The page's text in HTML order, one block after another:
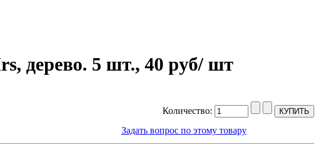
дерево. 5 шт., 40 руб/ шт
Количество:
Задать вопрос по этому товару